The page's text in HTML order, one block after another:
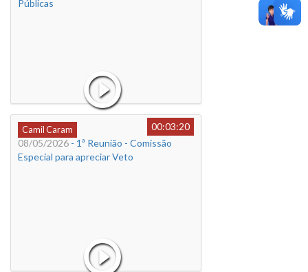
Públicas
Camil Caram
00:03:20
08/05/2026 - 1ª Reunião - Comissão
Especial para apreciar Veto